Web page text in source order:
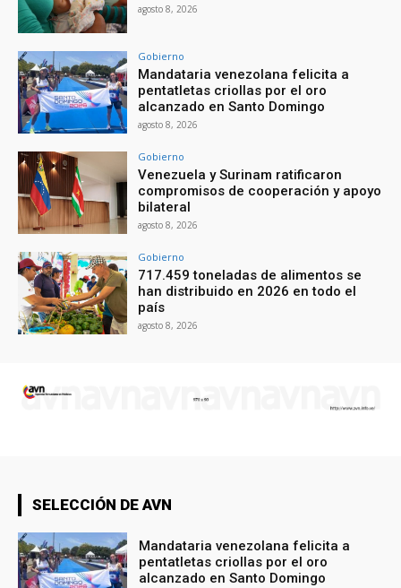
agosto 8, 2026
Gobierno
Mandataria venezolana felicita a
pentatletas criollas por el oro
alcanzado en Santo Domingo
agosto 8, 2026
Gobierno
Venezuela y Surinam ratificaron
compromisos de cooperación y apoyo
bilateral
agosto 8, 2026
Gobierno
717.459 toneladas de alimentos se
han distribuido en 2026 en todo el
país
agosto 8, 2026
SELECCIÓN DE AVN
Mandataria venezolana felicita a
pentatletas criollas por el oro
alcanzado en Santo Domingo